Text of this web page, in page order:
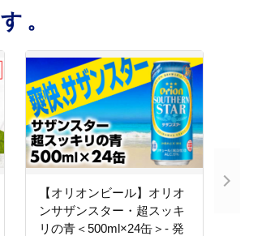
。
【オリオンビール】オリオ
ンサザンスター・超スッキ
リの青＜500ml×24缶＞- 発